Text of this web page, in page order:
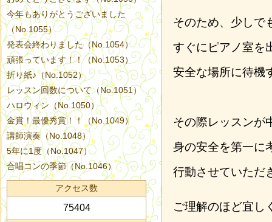
そのため、少しで
すぐにピアノ室を
安全な場所に待機
その際レッスンが
身の安全を第一に
行動させていただ
ご理解のほど宜し
今年もありがとうございました
（No.1055）
発表会終わりました（No.1054）
頑張っています！！（No.1053）
折り紙♪（No.1052）
レッスン回数について（No.1051）
ハロウィン（No.1050）
金賞！最優秀賞！！（No.1049）
講師演奏（No.1048）
5年に1度（No.1047）
合唱コンの季節（No.1046）
アクセス数
75404